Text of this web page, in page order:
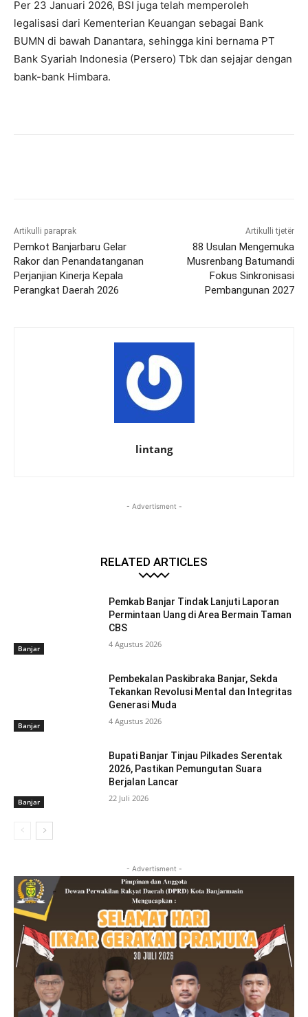
Per 23 Januari 2026, BSI juga telah memperoleh
legalisasi dari Kementerian Keuangan sebagai Bank
BUMN di bawah Danantara, sehingga kini bernama PT
Bank Syariah Indonesia (Persero) Tbk dan sejajar dengan
bank-bank Himbara.
Artikulli paraprak
Pemkot Banjarbaru Gelar
Rakor dan Penandatanganan
Perjanjian Kinerja Kepala
Perangkat Daerah 2026
Artikulli tjetër
88 Usulan Mengemuka
Musrenbang Batumandi
Fokus Sinkronisasi
Pembangunan 2027
lintang
- Advertisment -
RELATED ARTICLES
Banjar
Pemkab Banjar Tindak Lanjuti Laporan
Permintaan Uang di Area Bermain Taman
CBS
4 Agustus 2026
Banjar
Pembekalan Paskibraka Banjar, Sekda
Tekankan Revolusi Mental dan Integritas
Generasi Muda
4 Agustus 2026
Banjar
Bupati Banjar Tinjau Pilkades Serentak
2026, Pastikan Pemungutan Suara
Berjalan Lancar
22 Juli 2026
- Advertisment -